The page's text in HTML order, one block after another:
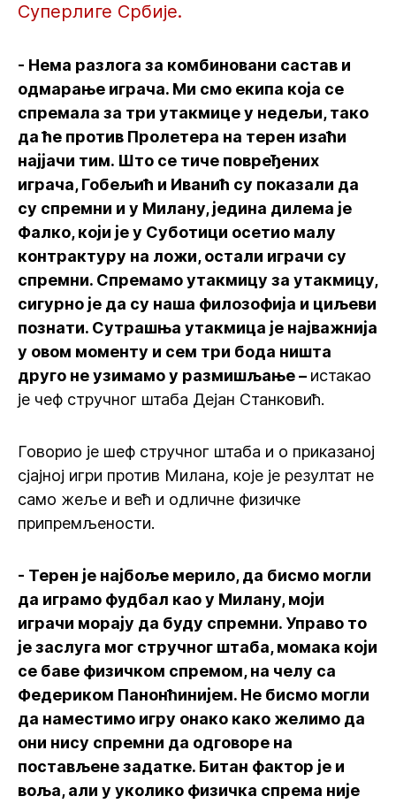
Суперлиге Србије.
- Нема разлога за комбиновани састав и
одмарање играча. Ми смо екипа која се
спремала за три утакмице у недељи, тако
да ће против Пролетера на терен изаћи
најјачи тим. Што се тиче повређених
играча, Гобељић и Иванић су показали да
су спремни и у Милану, једина дилема је
Фалко, који је у Суботици осетио малу
контрактуру на ложи, остали играчи су
спремни. Спремамо утакмицу за утакмицу,
сигурно је да су наша филозофија и циљеви
познати. Сутрашња утакмица је најважнија
у овом моменту и сем три бода ништа
друго не узимамо у размишљање – истакао
је чеф стручног штаба Дејан Станковић.
Говорио је шеф стручног штаба и о приказаној
сјајној игри против Милана, које је резултат не
само жеље и већ и одличне физичке
припремљености.
- Терен је најбоље мерило, да бисмо могли
да играмо фудбал као у Милану, моји
играчи морају да буду спремни. Управо то
је заслуга мог стручног штаба, момака који
се баве физичком спремом, на челу са
Федериком Панонћинијем. Не бисмо могли
да наместимо игру онако како желимо да
они нису спремни да одговоре на
постављене задатке. Битан фактор је и
воља, али у уколико физичка спрема није